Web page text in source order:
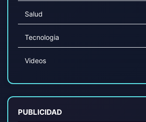
Salud
Tecnologia
Videos
PUBLICIDAD